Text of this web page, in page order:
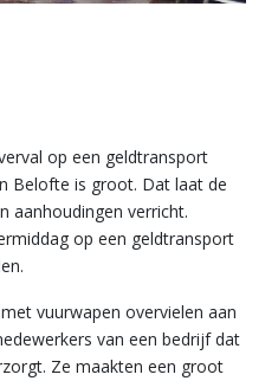
op een geldtransport
Belofte is groot. Dat laat de
aanhoudingen verricht.
op een geldtransport
vuurwapen overvielen aan
van een bedrijf dat
Ze maakten een groot